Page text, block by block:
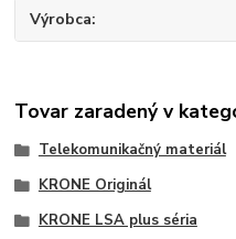
Výrobca
Tovar zaradený v
Telekomunikačný materiál
KRONE Originál
KRONE LSA plus séria